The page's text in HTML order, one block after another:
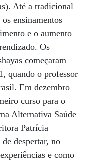
Até a tradicional
ensinamentos
e o aumento
Os
começaram
quando o professor
Em dezembro
curso para o
Alternativa Saúde
Patrícia
despertar, no
e como